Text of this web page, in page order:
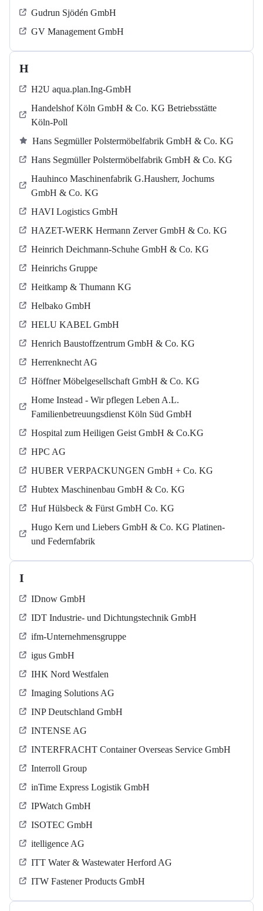
Gudrun Sjödén GmbH
GV Management GmbH
H
H2U aqua.plan.Ing-GmbH
Handelshof Köln GmbH & Co. KG Betriebsstätte
Köln-Poll
Hans Segmüller Polstermöbelfabrik GmbH & Co. KG
Hans Segmüller Polstermöbelfabrik GmbH & Co. KG
Hauhinco Maschinenfabrik G.Hausherr, Jochums
GmbH & Co. KG
HAVI Logistics GmbH
HAZET-WERK Hermann Zerver GmbH & Co. KG
Heinrich Deichmann-Schuhe GmbH & Co. KG
Heinrichs Gruppe
Heitkamp & Thumann KG
Helbako GmbH
HELU KABEL GmbH
Henrich Baustoffzentrum GmbH & Co. KG
Herrenknecht AG
Höffner Möbelgesellschaft GmbH & Co. KG
Home Instead - Wir pflegen Leben A.L.
Familienbetreuungsdienst Köln Süd GmbH
Hospital zum Heiligen Geist GmbH & Co.KG
HPC AG
HUBER VERPACKUNGEN GmbH + Co. KG
Hubtex Maschinenbau GmbH & Co. KG
Huf Hülsbeck & Fürst GmbH Co. KG
Hugo Kern und Liebers GmbH & Co. KG Platinen-
und Federnfabrik
I
IDnow GmbH
IDT Industrie- und Dichtungstechnik GmbH
ifm-Unternehmensgruppe
igus GmbH
IHK Nord Westfalen
Imaging Solutions AG
INP Deutschland GmbH
INTENSE AG
INTERFRACHT Container Overseas Service GmbH
Interroll Group
inTime Express Logistik GmbH
IPWatch GmbH
ISOTEC GmbH
itelligence AG
ITT Water & Wastewater Herford AG
ITW Fastener Products GmbH